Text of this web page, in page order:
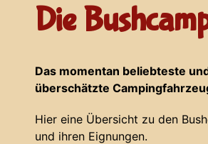
Die
Das momentan beliebteste
überschätzte
Hier eine Übersicht zu den
und ihren Eignungen.